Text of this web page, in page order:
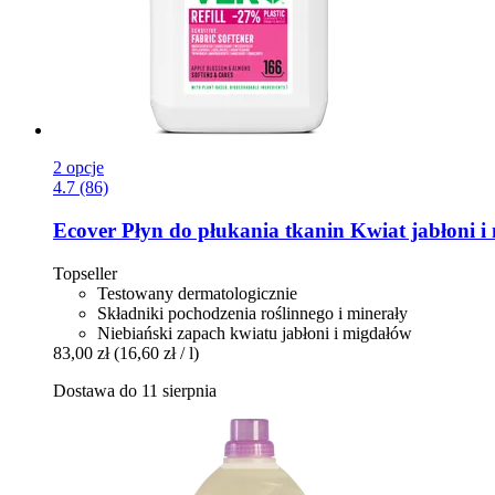
2 opcje
4.7 (86)
Ecover Płyn do płukania tkanin Kwiat jabłoni i
Topseller
Testowany dermatologicznie
Składniki pochodzenia roślinnego i minerały
Niebiański zapach kwiatu jabłoni i migdałów
83,00 zł (16,60 zł / l)
Dostawa do 11 sierpnia